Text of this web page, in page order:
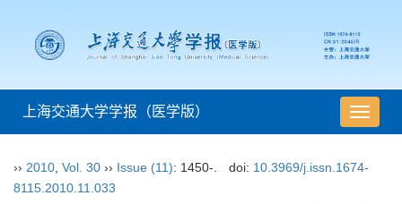
导
航
换
上海交通大学学报（医学版）
›› 2010 Vol. 30 ›› Issue (11): 1450-. doi: 10.3969/j.issn.1674-
8115.2010.11.033